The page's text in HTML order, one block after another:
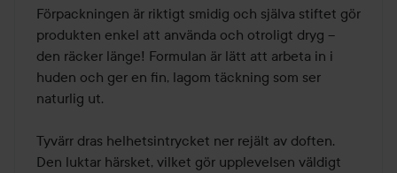
av
5
Förpackningen är riktigt smidig och själva stiftet gör
produkten enkel att använda och otroligt dryg –
den räcker länge! Formulan är lätt att arbeta in i
huden och ger en fin, lagom täckning som ser
naturlig ut.
Tyvärr dras helhetsintrycket ner rejält av doften.
Den luktar härsket, vilket gör upplevelsen väldigt